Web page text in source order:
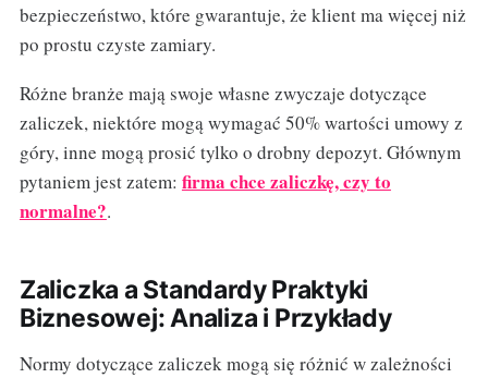
bezpieczeństwo, które gwarantuje, że klient ma więcej niż
po prostu czyste zamiary.
Różne branże mają swoje własne zwyczaje dotyczące
zaliczek, niektóre mogą wymagać 50% wartości umowy z
góry, inne mogą prosić tylko o drobny depozyt. Głównym
pytaniem jest zatem: firma chce zaliczkę, czy to
normalne?.
Zaliczka a Standardy Praktyki
Biznesowej: Analiza i Przykłady
Normy dotyczące zaliczek mogą się różnić w zależności